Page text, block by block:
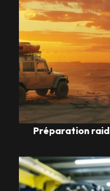
Préparation raid